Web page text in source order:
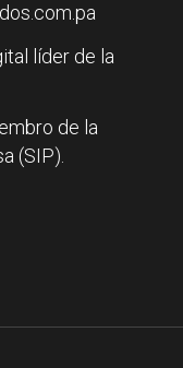
líder de la
de la
(SIP).